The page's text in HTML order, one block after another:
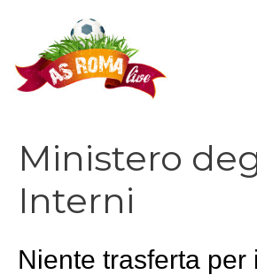
contenuto
Ministero
Interni
Niente trasferta per